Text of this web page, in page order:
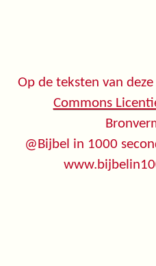
Op de teksten van
Commons
@Bijbel in 1000